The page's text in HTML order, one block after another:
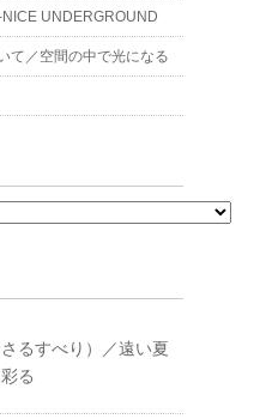
UNDERGROUND
て／空間の中で光になる
るすべり）／遠い夏
る